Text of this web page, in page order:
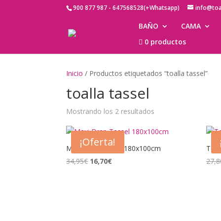
900 877 987 - 647568528(+Whatsapp)
BAÑO CAMA
0 productos
Inicio / Productos etiquetados “toalla tassel”
toalla tassel
Mostrando los 2 resultados
¡Oferta!
Maxi Drap Tassel 180x100cm
34,95€ El
16,70€El